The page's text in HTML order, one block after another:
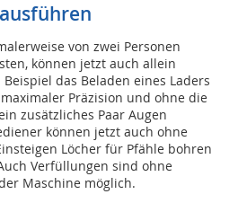
von zwei Personen
können jetzt auch allein
das Beladen eines Laders
Präzision und ohne die
zusätzliches Paar Augen
können jetzt auch ohne
Löcher für Pfähle bohren
Verfüllungen sind ohne
Maschine möglich.